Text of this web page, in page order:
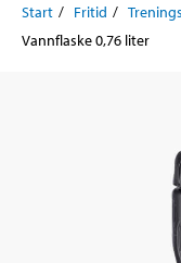
Start Fritid
Vannflaske 0,76 liter